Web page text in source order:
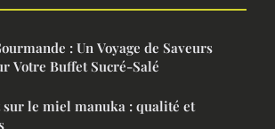
: Un Voyage de Saveurs
Votre Buffet Sucré-Salé
sur le miel manuka : qualité et